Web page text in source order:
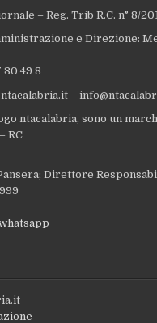
– Reg. Trib R.C. n° 8/
e Direzione:
30 49 8
–
ntacalabria, sono un
RC
Direttore